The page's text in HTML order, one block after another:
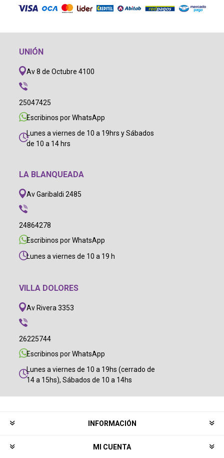
UNIÓN
Av 8 de Octubre 4100
25047425
Escribinos por WhatsApp
Lunes a viernes de 10 a 19hrs y Sábados
de 10 a 14 hrs
LA BLANQUEADA
Av Garibaldi 2485
24864278
Escribinos por WhatsApp
Lunes a viernes de 10 a 19 h
VILLA DOLORES
Av Rivera 3353
26225744
Escribinos por WhatsApp
Lunes a viernes de 10 a 19hs (cerrado de
14 a 15hs), Sábados de 10 a 14hs
INFORMACIÓN
MI CUENTA